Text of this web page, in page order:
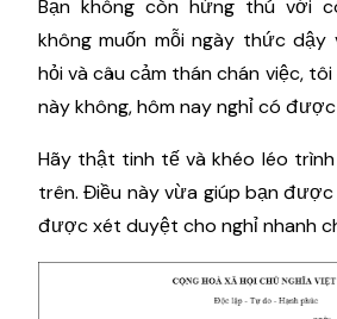
Bạn không còn hứng thú với
không muốn mỗi ngày thức
hỏi và câu cảm thán chán việc,
này không, hôm nay nghỉ có được
Hãy thật tinh tế và khéo léo
trên. Điều này vừa giúp bạn
được xét duyệt cho nghỉ nhanh